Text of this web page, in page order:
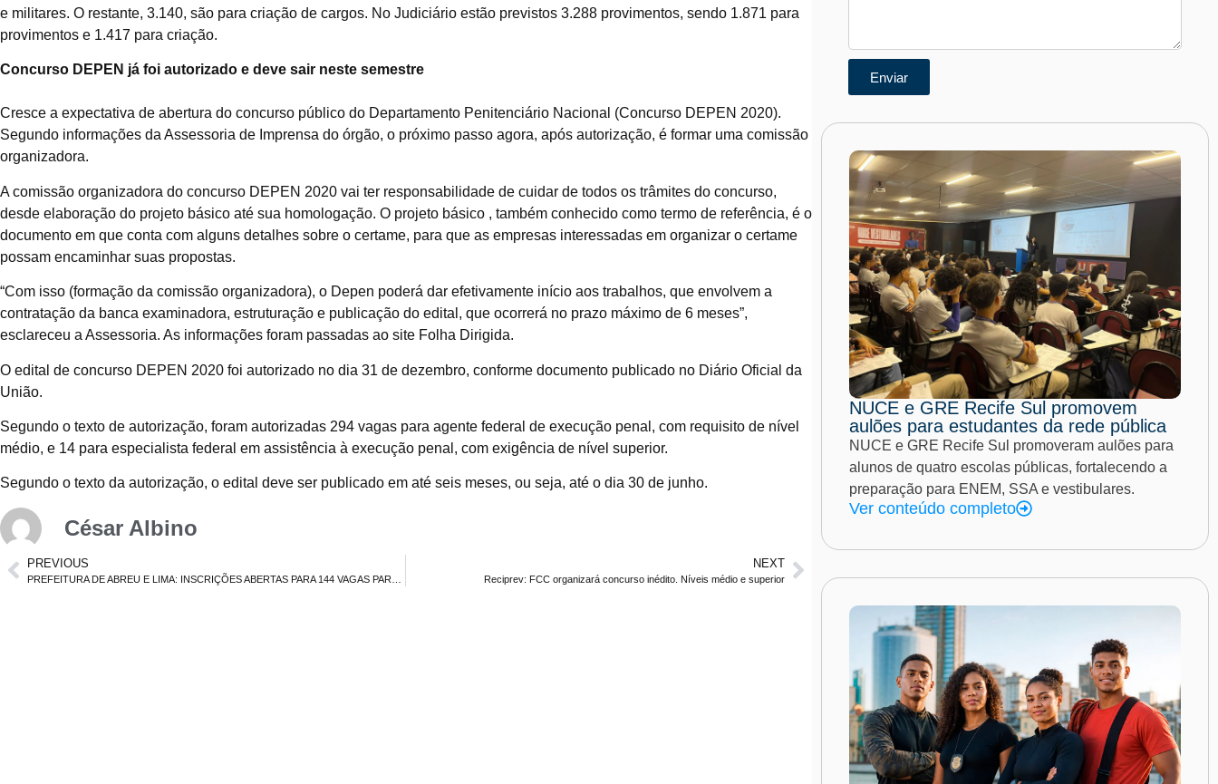
e militares. O restante, 3.140, são para criação de cargos. No Judiciário estão previstos 3.288 provimentos, sendo 1.871 para
provimentos e 1.417 para criação.
Concurso DEPEN já foi autorizado e deve sair neste semestre
Cresce a expectativa de abertura do concurso público do Departamento Penitenciário Nacional (Concurso DEPEN 2020).
Segundo informações da Assessoria de Imprensa do órgão, o próximo passo agora, após autorização, é formar uma comissão
organizadora.
A comissão organizadora do concurso DEPEN 2020 vai ter responsabilidade de cuidar de todos os trâmites do concurso,
desde elaboração do projeto básico até sua homologação. O projeto básico , também conhecido como termo de referência, é o
documento em que conta com alguns detalhes sobre o certame, para que as empresas interessadas em organizar o certame
possam encaminhar suas propostas.
“Com isso (formação da comissão organizadora), o Depen poderá dar efetivamente início aos trabalhos, que envolvem a
contratação da banca examinadora, estruturação e publicação do edital, que ocorrerá no prazo máximo de 6 meses”,
esclareceu a Assessoria. As informações foram passadas ao site Folha Dirigida.
O edital de concurso DEPEN 2020 foi autorizado no dia 31 de dezembro, conforme documento publicado no Diário Oficial da
União.
Segundo o texto de autorização, foram autorizadas 294 vagas para agente federal de execução penal, com requisito de nível
médio, e 14 para especialista federal em assistência à execução penal, com exigência de nível superior.
Segundo o texto da autorização, o edital deve ser publicado em até seis meses, ou seja, até o dia 30 de junho.
César Albino
PREVIOUS NEXT
Reciprev: FCC organizará concurso inédito. Níveis médio e superior
Enviar
NUCE e GRE Recife Sul promovem
aulões para estudantes da rede pública
NUCE e GRE Recife Sul promoveram aulões para
alunos de quatro escolas públicas, fortalecendo a
preparação para ENEM, SSA e vestibulares.
Ver conteúdo completo